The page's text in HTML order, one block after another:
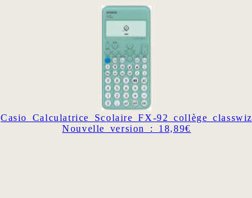
Casio Calculatrice Scolaire FX-92 collège classwiz
Nouvelle version : 18,89€